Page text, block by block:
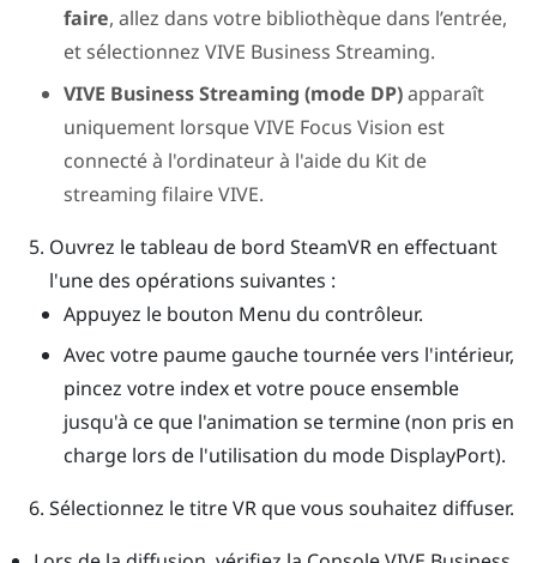
faire, allez dans votre bibliothèque dans l’entrée,
et sélectionnezVIVE Business Streaming.
VIVE Business Streaming (mode DP)apparaît
uniquement lorsqueVIVE Focus Vision est
connecté à l'ordinateur à l'aide du Kit de
streaming filaire VIVE.
Ouvrez le tableau de bord SteamVRen effectuant
l'une des opérations suivantes :
Appuyez le bouton Menu du contrôleur.
Avec votre paume gauche tournée vers l'intérieur,
pincez votre index et votre pouce ensemble
jusqu'à ce que l'animation se termine (non pris en
charge lors de l'utilisation du mode DisplayPort).
Sélectionnez le titre VR que vous souhaitez diffuser.